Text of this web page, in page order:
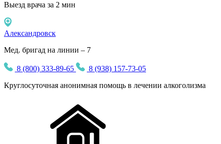
Выезд врача за 2 мин
Александровск
Мед. бригад на линии – 7
8 (800) 333-89-65
8 (938) 157-73-05
Круглосуточная анонимная помощь в лечении алкоголизма